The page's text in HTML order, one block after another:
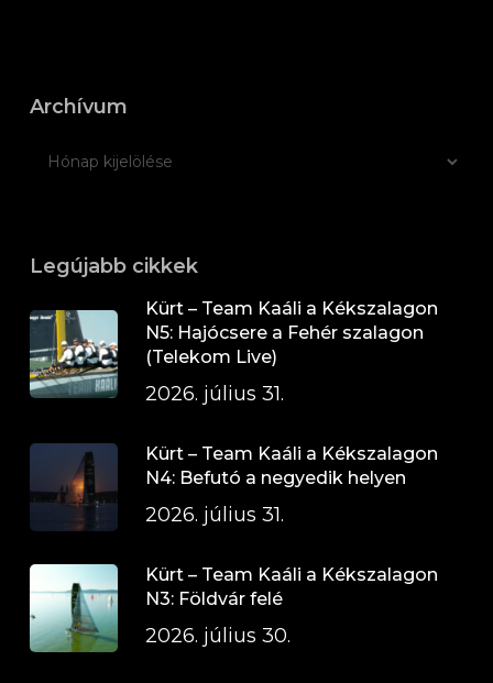
Archívum
Legújabb cikkek
Kürt – Team Kaáli a Kékszalagon
N5: Hajócsere a Fehér szalagon
(Telekom Live)
2026. július 31.
Kürt – Team Kaáli a Kékszalagon
N4: Befutó a negyedik helyen
2026. július 31.
Kürt – Team Kaáli a Kékszalagon
N3: Földvár felé
2026. július 30.